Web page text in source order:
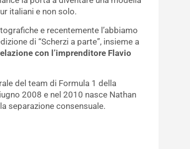
italiani e non solo.
e recentemente l’abbiamo
di “Scherzi a parte”, insieme a
con l’imprenditore Flavio
del team di Formula 1 della
2008 e nel 2010 nasce Nathan
separazione consensuale.